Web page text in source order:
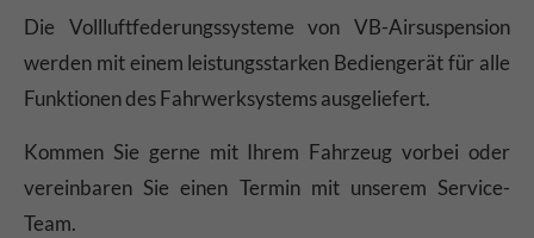
Die Vollluftfederungssysteme von VB-Airsuspension
werden mit einem leistungsstarken Bediengerät für alle
Funktionen des Fahrwerksystems ausgeliefert.
Kommen Sie gerne mit Ihrem Fahrzeug vorbei oder
vereinbaren Sie einen Termin mit unserem Service-
Team.